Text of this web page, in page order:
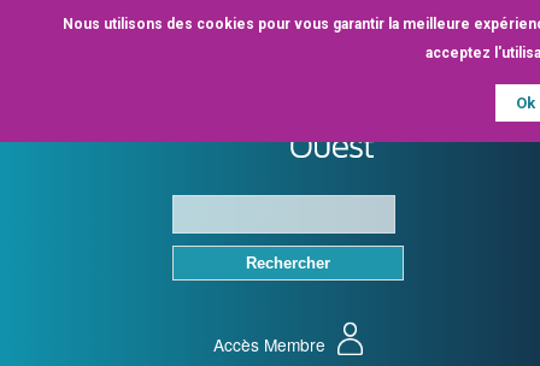
Nous utilisons des cookies pour vous garantir la meilleure
acceptez
Ok
Aller
Accès Membre